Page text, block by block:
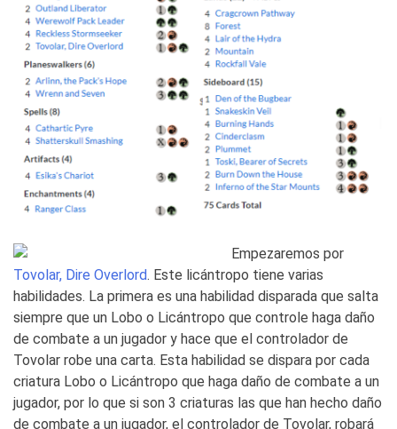
Empezaremos por
Tovolar, Dire Overlord. Este licántropo tiene varias
habilidades. La primera es una habilidad disparada que salta
siempre que un Lobo o Licántropo que controle haga daño
de combate a un jugador y hace que el controlador de
Tovolar robe una carta. Esta habilidad se dispara por cada
criatura Lobo o Licántropo que haga daño de combate a un
jugador, por lo que si son 3 criaturas las que han hecho daño
de combate a un jugador, el controlador de Tovolar, robará